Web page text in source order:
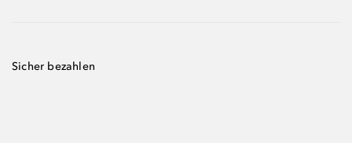
Sicher bezahlen